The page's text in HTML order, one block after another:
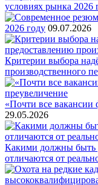
условиях рынка 2026
2026 году 09.07.2026
Критерии выбора
производственного
«Почти все вакансии
29.05.2026
Какими должны быть
отличаются от